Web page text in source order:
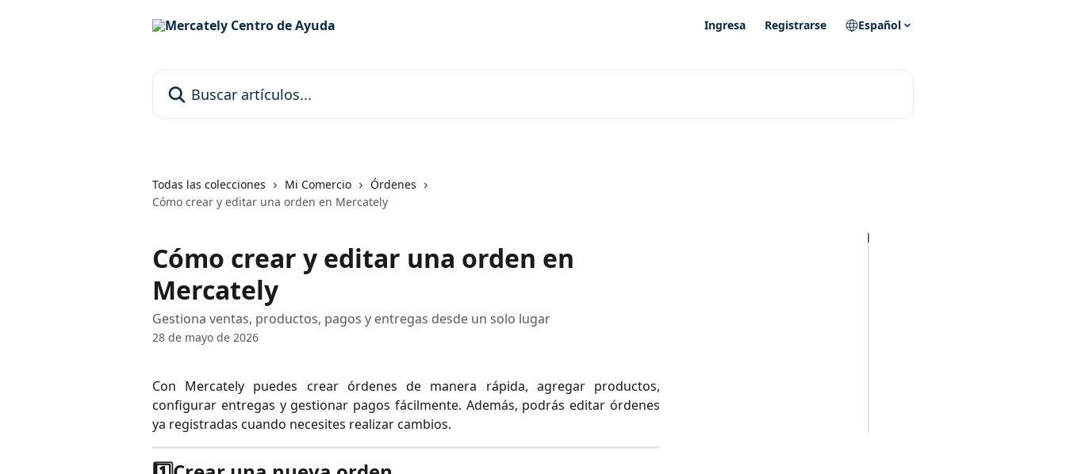
Ingresa Registrarse Español
Todas las colecciones Mi Comercio
Órdenes
Cómo crear y editar una orden en Mercately
Cómo crear y editar una orden en
Mercately
Gestiona ventas, productos, pagos y entregas desde un solo lugar
28 de mayo de 2026
Con Mercately puedes crear órdenes de manera rápida, agregar productos,
configurar entregas y gestionar pagos fácilmente. Además, podrás editar órdenes
ya registradas cuando necesites realizar cambios.